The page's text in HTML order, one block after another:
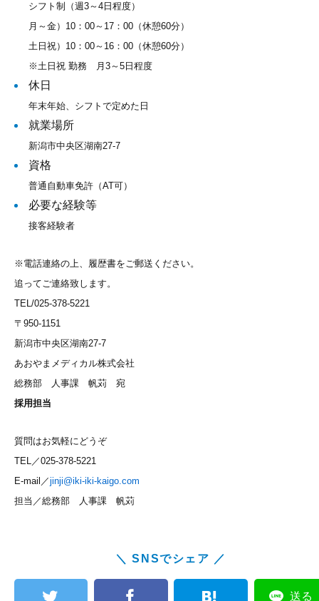
シフト制（週3～4日程度）
月～金）10：00～17：00（休憩60分）
土日祝）10：00～16：00（休憩60分）
※土日祝 勤務 月3～5日程度
休日
年末年始、シフトで定めた日
就業場所
新潟市中央区湖南27-7
資格
普通自動車免許（AT可）
必要な経験等
接客経験者
※電話連絡の上、履歴書をご郵送ください。
追ってご連絡致します。
TEL/025-378-5221
〒950-1151
新潟市中央区湖南27-7
あおやまメディカル株式会社
総務部 人事課 帆苅 宛
採用担当
質問はお気軽にどうぞ
TEL／025-378-5221
E-mail／jinji@iki-iki-kaigo.com
担当／総務部 人事課 帆苅
＼ SNSでシェア ／
送る